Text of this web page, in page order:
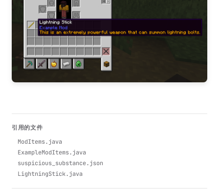
引用的文件
ModItems.java
ExampleModItems.java
suspicious_substance.json
LightningStick.java